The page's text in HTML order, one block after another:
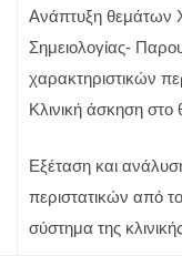
Ανάπτυξη θεμάτων
Σημειολογίας-
χαρακτηριστικών
Κλινική άσκηση στο
Εξέταση και
περιστατικών από
σύστημα της